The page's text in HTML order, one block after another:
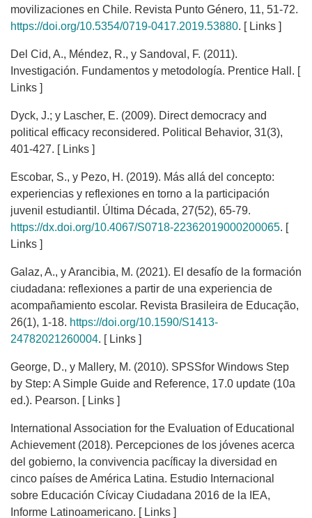
movilizaciones en Chile. Revista Punto Género, 11, 51-72.
https://doi.org/10.5354/0719-0417.2019.53880. [ Links ]
Del Cid, A., Méndez, R., y Sandoval, F. (2011).
Investigación. Fundamentos y metodología. Prentice Hall. [
Links ]
Dyck, J.; y Lascher, E. (2009). Direct democracy and
political efficacy reconsidered. Political Behavior, 31(3),
401-427. [ Links ]
Escobar, S., y Pezo, H. (2019). Más allá del concepto:
experiencias y reflexiones en torno a la participación
juvenil estudiantil. Última Década, 27(52), 65-79.
https://dx.doi.org/10.4067/S0718-22362019000200065. [
Links ]
Galaz, A., y Arancibia, M. (2021). El desafío de la formación
ciudadana: reflexiones a partir de una experiencia de
acompañamiento escolar. Revista Brasileira de Educação,
26(1), 1-18. https://doi.org/10.1590/S1413-
24782021260004. [ Links ]
George, D., y Mallery, M. (2010). SPSSfor Windows Step
by Step: A Simple Guide and Reference, 17.0 update (10a
ed.). Pearson. [ Links ]
International Association for the Evaluation of Educational
Achievement (2018). Percepciones de los jóvenes acerca
del gobierno, la convivencia pacíficay la diversidad en
cinco países de América Latina. Estudio Internacional
sobre Educación Cívicay Ciudadana 2016 de la IEA,
Informe Latinoamericano. [ Links ]